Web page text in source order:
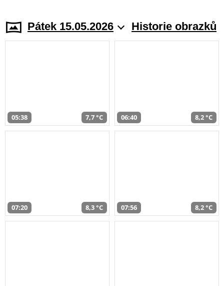
Pátek 15.05.2026 Historie obrazků
05:38 7,7 °C 06:40 8,2 °C
07:20 8,3 °C 07:56 8,2 °C